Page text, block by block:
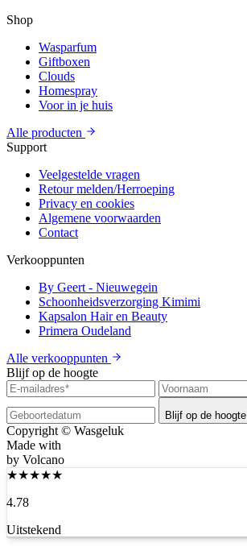
Shop
Wasparfum
Giftboxen
Clouds
Homespray
Voor in je huis
Alle producten
Support
Veelgestelde vragen
Retour melden/Herroeping
Privacy en cookies
Algemene voorwaarden
Contact
Verkooppunten
By Geert - Nieuwegein
Schoonheidsverzorging Kimimi
Kapsalon Hair en Beauty
Primera Oudeland
Alle verkooppunten
Blijf op de hoogte
Blijf op de hoogte
Copyright © Wasgeluk
Made with
by Volcano
★★★★★
4.78
Uitstekend